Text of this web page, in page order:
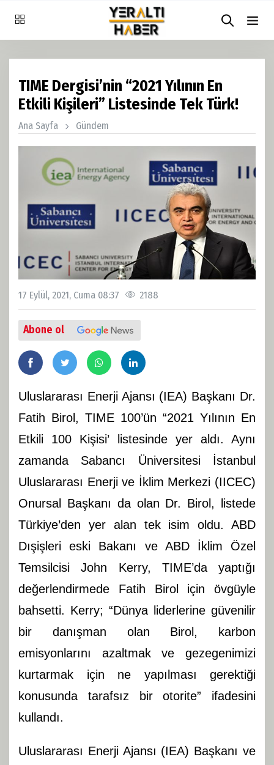
TIME Dergisi’nin “2021 Yılının En
Etkili Kişileri” Listesinde Tek Türk!
Ana Sayfa Gündem
17 Eylül, 2021, Cuma 08:37 2188
Abone ol
Uluslararası Enerji Ajansı (IEA) Başkanı Dr.
Fatih Birol, TIME 100’ün “2021 Yılının En
Etkili 100 Kişisi’ listesinde yer aldı. Aynı
zamanda Sabancı Üniversitesi İstanbul
Uluslararası Enerji ve İklim Merkezi (IICEC)
Onursal Başkanı da olan Dr. Birol, listede
Türkiye’den yer alan tek isim oldu. ABD
Dışişleri eski Bakanı ve ABD İklim Özel
Temsilcisi John Kerry, TIME’da yaptığı
değerlendirmede Fatih Birol için övgüyle
bahsetti. Kerry; “Dünya liderlerine güvenilir
bir danışman olan Birol, karbon
emisyonlarını azaltmak ve gezegenimizi
kurtarmak için ne yapılması gerektiği
konusunda tarafsız bir otorite” ifadesini
kullandı.
Uluslararası Enerji Ajansı (IEA) Başkanı ve